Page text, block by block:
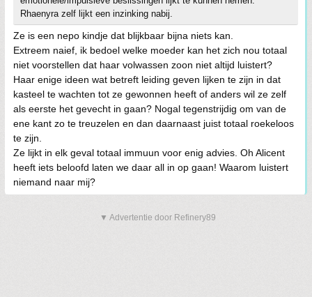
Rhaenyra zelf lijkt een inzinking nabij.
Ze is een nepo kindje dat blijkbaar bijna niets kan.
Extreem naief, ik bedoel welke moeder kan het zich nou totaal
niet voorstellen dat haar volwassen zoon niet altijd luistert?
Haar enige ideen wat betreft leiding geven lijken te zijn in dat
kasteel te wachten tot ze gewonnen heeft of anders wil ze zelf
als eerste het gevecht in gaan? Nogal tegenstrijdig om van de
ene kant zo te treuzelen en dan daarnaast juist totaal roekeloos
te zijn.
Ze lijkt in elk geval totaal immuun voor enig advies. Oh Alicent
heeft iets beloofd laten we daar all in op gaan! Waarom luistert
niemand naar mij?
▼ Advertentie door Refinery89